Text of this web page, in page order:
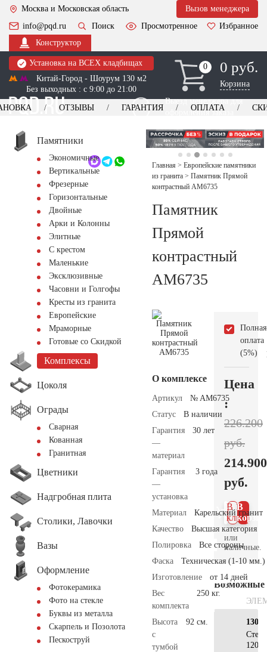
Москва и Московская область
Вызов менеджера
info@pqd.ru
Поиск Просмотренное
Избранное
Конструктор
Установка на ВСЕХ кладбищах
Китай-Город - Шоурум 130 м2
Без выходных : с 9:00 до 21:00
0
0 0 руб.
Корзина
Выезд менеджера для
оформления заказа
+7 (495) 518-44-23
Обратный звонок
ОТЗЫВЫ ГАРАНТИЯ ОПЛАТА
Памятники
Экономичные
Вертикальные
Фрезерные
Горизонтальные
Двойные
Арки и Колонны
Элитные
С крестом
Маленькие
Эксклюзивные
Часовни и Голгофы
Кресты из гранита
Европейские
Мраморные
Готовые со Скидкой
Комплексы
Цоколя
Ограды
Сварная
Кованная
Гранитная
Цветники
Надгробная плита
Столики, Лавочки
Вазы
Оформление
Фотокерамика
Фото на стекле
Буквы из металла
Скарпель и Позолота
Пескоструй
Главная > Европейские памятники
из гранита > Памятник Прямой
контрастный AM6735
Памятник
Прямой
контрастный
AM6735
О комплексе
Артикул
№ AM6735
Статус
В наличии
Гарантия
—
материал
30 лет
Гарантия
—
установка
3 года
Материал
Карельский гранит
Качество
Высшая категория
Полировка
Все стороны
Фаска
Техническая (1-10 мм.)
Изготовление
от 14 дней
Вес
комплекта
250 кг.
Высота
с
тумбой
92 см.
Полная
оплата
(5%)
Цена
:
226.200
руб.
214.900
руб.
В
В 1
клик
или
наличные.
Возможные